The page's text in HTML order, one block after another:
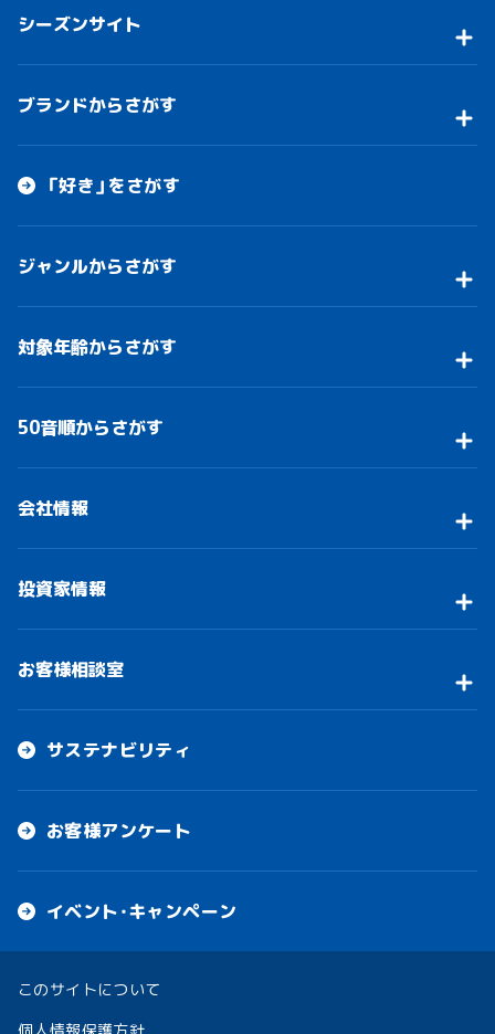
シーズンサイト
ブランドからさがす
「好き」をさがす
ジャンルからさがす
対象年齢からさがす
50音順からさがす
会社情報
投資家情報
お客様相談室
サステナビリティ
お客様アンケート
イベント・キャンペーン
このサイトについて